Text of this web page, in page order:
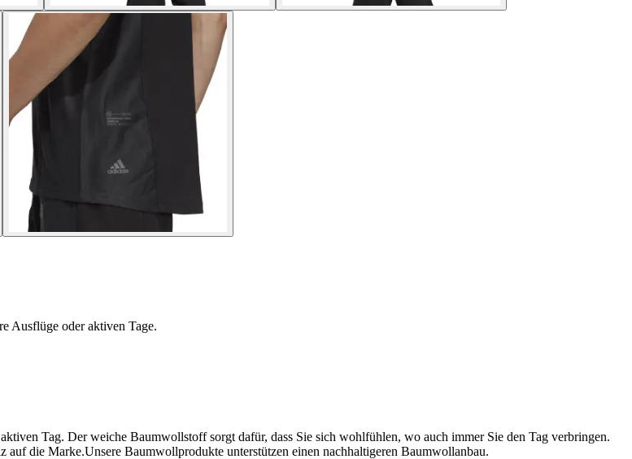
Ausflüge oder aktiven Tage.
Tag. Der weiche Baumwollstoff sorgt dafür, dass Sie sich wohlfühlen, wo auch immer Sie den Tag verbringen.
die Marke.Unsere Baumwollprodukte unterstützen einen nachhaltigeren Baumwollanbau.